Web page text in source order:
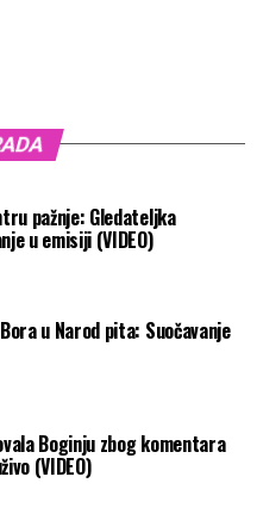
pažnje: Gledateljka
u emisiji (VIDEO)
u Narod pita: Suočavanje
Boginju zbog komentara
(VIDEO)